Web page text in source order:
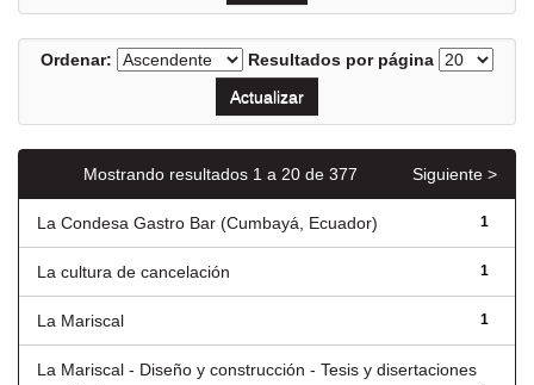
Ordenar: Resultados por página
Mostrando resultados 1 a 20 de 377 Siguiente >
La Condesa Gastro Bar (Cumbayá, Ecuador) 1
La cultura de cancelación 1
La Mariscal 1
La Mariscal - Diseño y construcción - Tesis y disertaciones